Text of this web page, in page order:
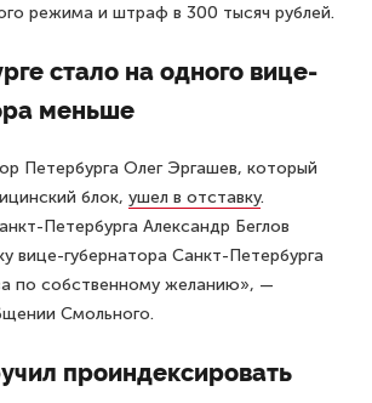
режима и штраф в 300 тысяч рублей.
стало на одного вице-
меньше
Петербурга Олег Эргашев, который
блок, ушел в отставку.
Петербурга Александр Беглов
вице-губернатора Санкт-Петербурга
по собственному желанию», —
Смольного.
проиндексировать